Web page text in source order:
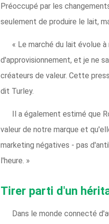
Préoccupé par les
seulement de produire le lait,
« Le marché du lait évolue
d'approvisionnement, et je ne
créateurs de valeur. Cette
dit Turley.
Il a également estimé que
valeur de notre marque et
marketing négatives - pas
l'heure. »
Tirer parti d'un
Dans le monde connecté